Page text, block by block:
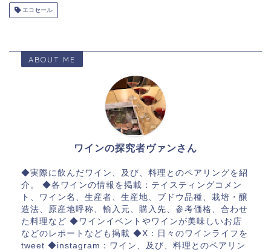
エコセール
ABOUT ME
ワインの探究者ヴァンさん
◆実際に飲んだワイン、及び、料理とのペアリングを紹
介。 ◆各ワインの情報を掲載：テイスティングコメン
ト、ワイン名、生産者、生産地、ブドウ品種、栽培・醸
造法、原産地呼称、輸入元、購入先、参考価格、合わせ
た料理など ◆ワインイベントやワインが美味しいお店
などのレポートなども掲載 ◆X：日々のワインライフを
tweet ◆instagram：ワイン、及び、料理とのペアリン